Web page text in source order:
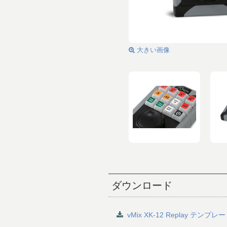
大きい画像
ダウンロード
vMix XK-12 Replay テンプレー